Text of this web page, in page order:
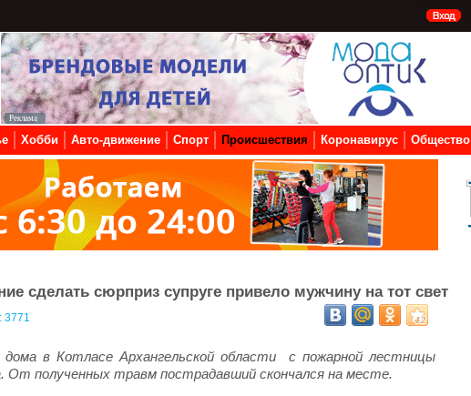
Хобби Авто-движение Спорт Происшествия Коронавирус Общество
сделать сюрприз супруге привело мужчину на тот свет
3771
в Котласе Архангельской области с пожарной лестницы
От полученных травм пострадавший скончался на месте.